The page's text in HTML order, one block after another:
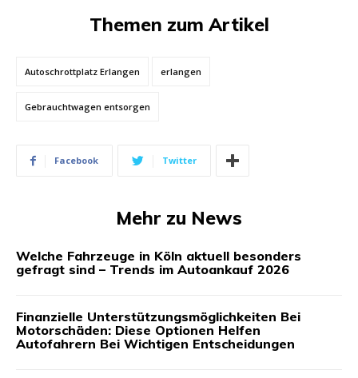
Themen zum Artikel
Autoschrottplatz Erlangen erlangen
Gebrauchtwagen entsorgen
Facebook Twitter
Mehr zu News
Welche Fahrzeuge in Köln aktuell besonders
gefragt sind – Trends im Autoankauf 2026
Finanzielle Unterstützungsmöglichkeiten Bei
Motorschäden: Diese Optionen Helfen
Autofahrern Bei Wichtigen Entscheidungen